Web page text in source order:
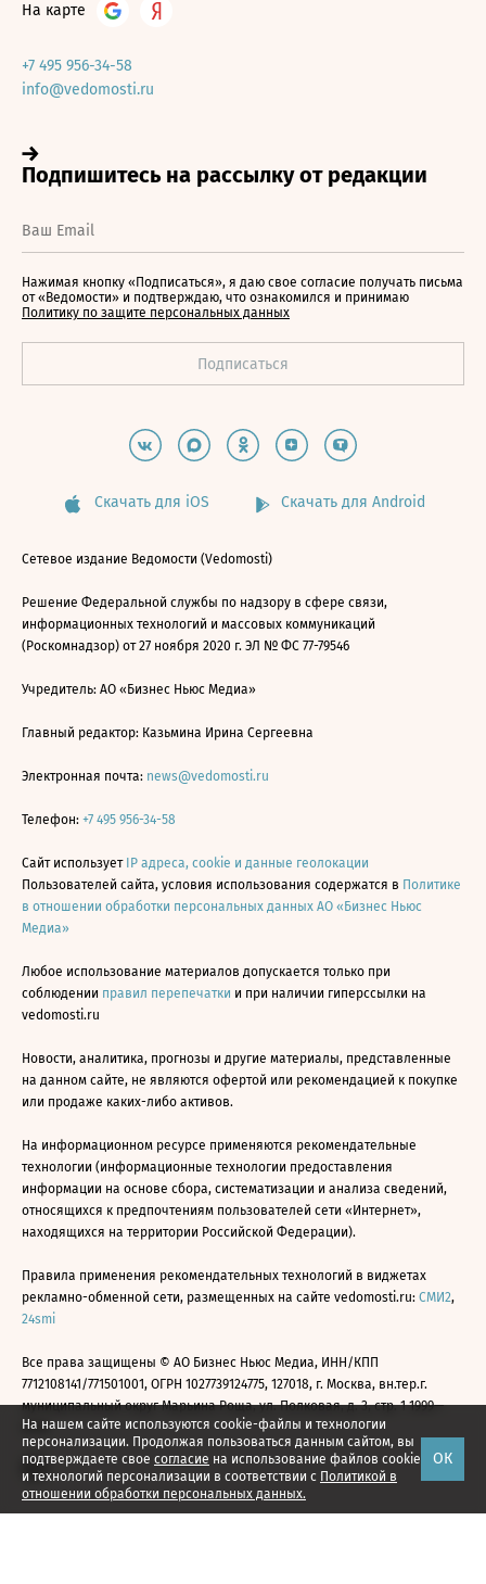
На нашем сайте используются cookie-файлы и технологии
персонализации. Продолжая пользоваться данным сайтом, вы
подтверждаете свое согласие на использование файлов cookie
и технологий персонализации в соответствии с Политикой в
отношении обработки персональных данных.
ОК
На карте
+7 495 956-34-58
info@vedomosti.ru
Нажимая кнопку «Подписаться», я даю свое согласие получать письма
от «Ведомости» и подтверждаю, что ознакомился и принимаю
Политику по защите персональных данных
Скачать для iOS Скачать для Android
Сетевое издание Ведомости (Vedomosti)
Решение Федеральной службы по надзору в сфере связи,
информационных технологий и массовых коммуникаций
(Роскомнадзор) от 27 ноября 2020 г. ЭЛ № ФС 77-79546
Учредитель: АО «Бизнес Ньюс Медиа»
Главный редактор: Казьмина Ирина Сергеевна
Электронная почта: news@vedomosti.ru
Телефон: +7 495 956-34-58
Сайт использует IP адреса, cookie и данные геолокации
Пользователей сайта, условия использования содержатся в Политике
в отношении обработки персональных данных АО «Бизнес Ньюс
Медиа»
Любое использование материалов допускается только при
соблюдении правил перепечатки и при наличии гиперссылки на
vedomosti.ru
Новости, аналитика, прогнозы и другие материалы, представленные
на данном сайте, не являются офертой или рекомендацией к покупке
или продаже каких-либо активов.
На информационном ресурсе применяются рекомендательные
технологии (информационные технологии предоставления
информации на основе сбора, систематизации и анализа сведений,
относящихся к предпочтениям пользователей сети «Интернет»,
находящихся на территории Российской Федерации).
Правила применения рекомендательных технологий в виджетах
рекламно-обменной сети, размещенных на сайте vedomosti.ru: СМИ2,
24smi
Все права защищены © АО Бизнес Ньюс Медиа, ИНН/КПП
7712108141/771501001, ОГРН 1027739124775, 127018, г. Москва, вн.тер.г.
муниципальный округ Марьина Роща, ул. Полковая, д. 3, стр. 1 1999—
2026